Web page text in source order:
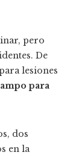
pero
De
lesiones
para
dos
en la